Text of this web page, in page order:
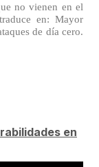
no vienen en el
en: Mayor
de día cero.
en